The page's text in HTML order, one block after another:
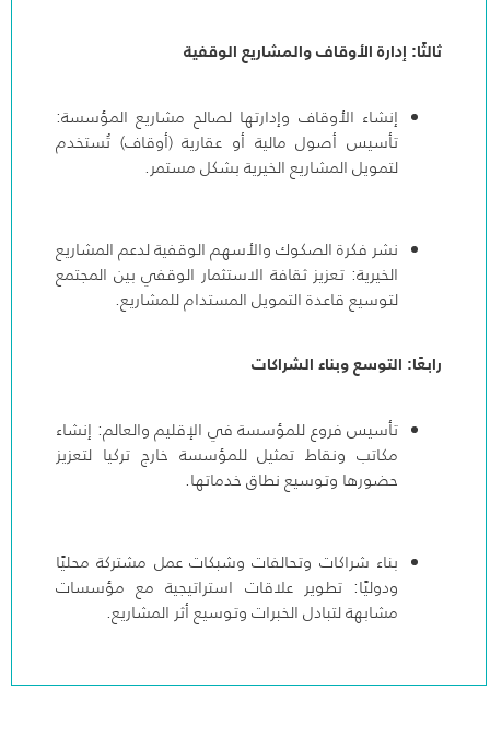
ثالثًا: إدارة الأوقاف والمشاريع الوقفية
إنشاء الأوقاف وإدارتها لصالح مشاريع المؤسسة:
تأسيس أصول مالية أو عقارية (أوقاف) تُستخدم
لتمويل المشاريع الخيرية بشكل مستمر.
نشر فكرة الصكوك والأسهم الوقفية لدعم المشاريع
الخيرية: تعزيز ثقافة الاستثمار الوقفي بين المجتمع
لتوسيع قاعدة التمويل المستدام للمشاريع.
رابعًا: التوسع وبناء الشراكات
تأسيس فروع للمؤسسة في الإقليم والعالم: إنشاء
مكاتب ونقاط تمثيل للمؤسسة خارج تركيا لتعزيز
حضورها وتوسيع نطاق خدماتها.
بناء شراكات وتحالفات وشبكات عمل مشتركة محليًا
ودوليًا: تطوير علاقات استراتيجية مع مؤسسات
مشابهة لتبادل الخبرات وتوسيع أثر المشاريع.